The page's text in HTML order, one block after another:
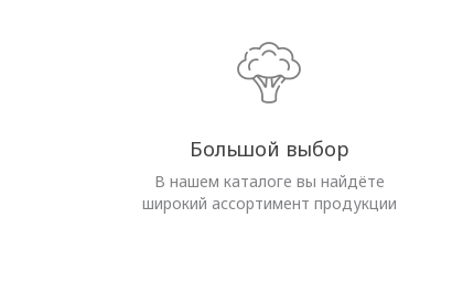
Большой выбор
В нашем каталоге вы найдёте
широкий ассортимент продукции